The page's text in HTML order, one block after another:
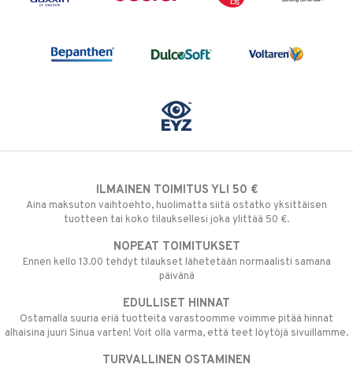
ILMAINEN TOIMITUS YLI 50 €
Aina maksuton vaihtoehto, huolimatta siitä ostatko yksittäisen
tuotteen tai koko tilauksellesi joka ylittää 50 €.
NOPEAT TOIMITUKSET
Ennen kello 13.00 tehdyt tilaukset lähetetään normaalisti samana
päivänä
EDULLISET HINNAT
Ostamalla suuria eriä tuotteita varastoomme voimme pitää hinnat
alhaisina juuri Sinua varten! Voit olla varma, että teet löytöjä sivuillamme.
TURVALLINEN OSTAMINEN